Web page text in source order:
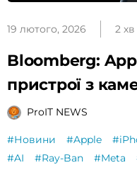
19 лютого, 2026 2 хв
Bloomberg:
пристрої з
ProIT NEWS
#Новини #Apple
#AI
#Ray-Ban #Meta